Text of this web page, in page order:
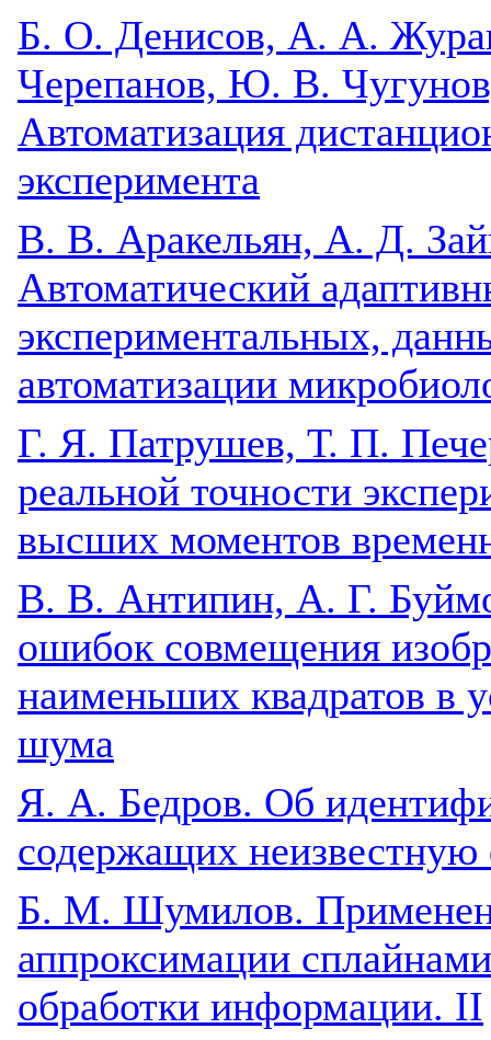
Б. О. Денисов, А. А.
Черепанов, Ю. В.
Автоматизация
эксперимента
В. В. Аракельян, А. Д.
Автоматический
экспериментальных,
автоматизации
Г. Я. Патрушев, Т. П.
реальной точности
высших моментов
В. В. Антипин, А. Г.
ошибок совмещения
наименьших квадратов в
шума
Я. А. Бедров. Об
содержащих
Б. М. Шумилов.
аппроксимации
обработки информации. II